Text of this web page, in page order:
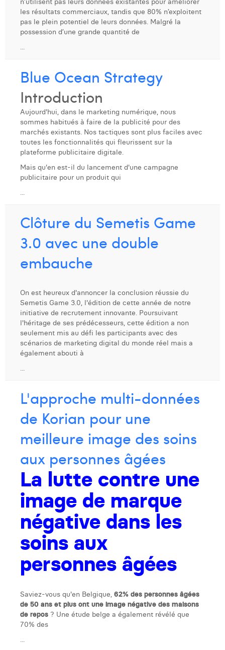
Matthias Langenaeker
Pieter Maesmans
Sebastiaan Reeskamp
Sven Bosschem
Thomas Kurevic
Thomas Riis
Victor Hayot
Yaël Vanhoe
les résultats commerciaux, tandis que 80% n’exploitent
pas le plein potentiel de leurs données. Malgré la
possession d’une grande quantité de
...
Blue Ocean Strategy
Introduction
Aujourd'hui, dans le marketing numérique, nous
sommes habitués à faire de la publicité pour des
marchés existants. Nos tactiques sont plus faciles avec
toutes les fonctionnalités qui fleurissent sur la
plateforme publicitaire digitale.
Mais qu'en est-il du lancement d'une campagne
publicitaire pour un produit qui
...
Clôture du Semetis Game
3.0 avec une double
embauche
On est heureux d'annoncer la conclusion réussie du
Semetis Game 3.0, l'édition de cette année de notre
initiative de recrutement innovante. Poursuivant
l'héritage de ses prédécesseurs, cette édition a non
seulement mis au défi les participants avec des
scénarios de marketing digital du monde réel mais a
également abouti à
...
L'approche multi-données
de Korian pour une
meilleure image des soins
aux personnes âgées
La lutte contre une
image de marque
négative dans les
soins aux
personnes âgées
Saviez-vous qu'en Belgique, 62% des personnes âgées
de 50 ans et plus ont une image négative des maisons
de repos ? Une étude belge a également révélé que
70% des
...